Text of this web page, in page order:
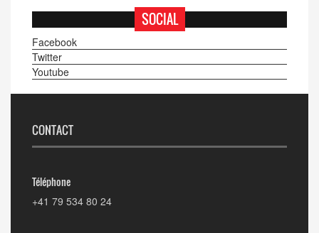
SOCIAL
Facebook
Twitter
Youtube
CONTACT
Téléphone
+41 79 534 80 24